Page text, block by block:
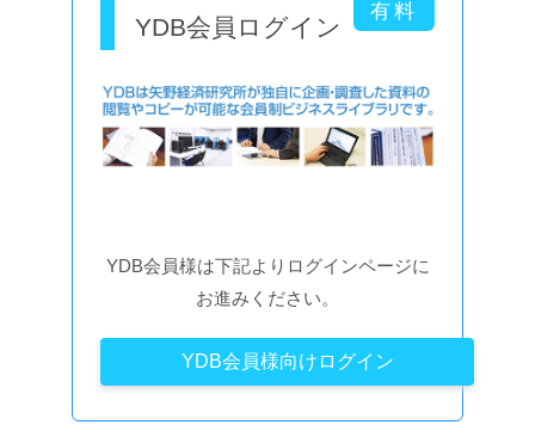
YDB会員ログイン
YDB会員様は下記よりログインページに
お進みください。
YDB会員様向けログイン